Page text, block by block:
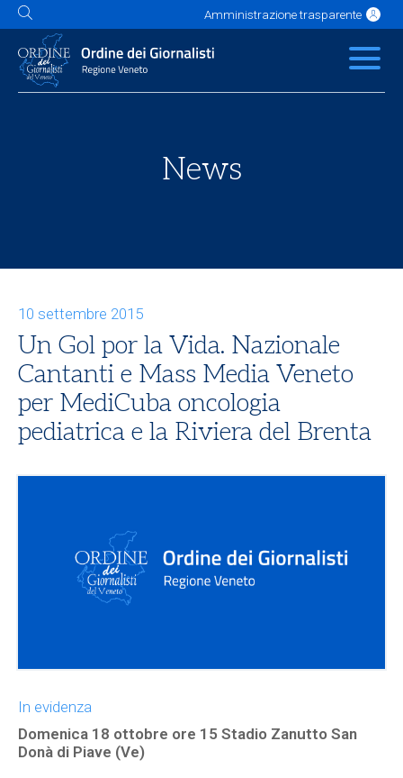
Amministrazione trasparente
L'Ordine News Servizi Albo
Contatti Link utili
News
10 settembre 2015
Un Gol por la Vida. Nazionale
Cantanti e Mass Media Veneto
per MediCuba oncologia
pediatrica e la Riviera del Brenta
In evidenza
Domenica 18 ottobre ore 15 Stadio Zanutto San
Donà di Piave (Ve)